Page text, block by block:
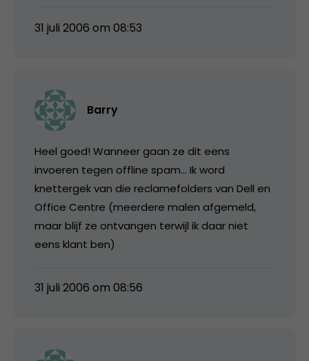
31 juli 2006 om 08:53
Barry
Heel goed! Wanneer gaan ze dit eens
invoeren tegen offline spam… Ik word
knettergek van die reclamefolders van Dell en
Office Centre (meerdere malen afgemeld,
maar blijf ze ontvangen terwijl ik daar niet
eens klant ben)
31 juli 2006 om 08:56